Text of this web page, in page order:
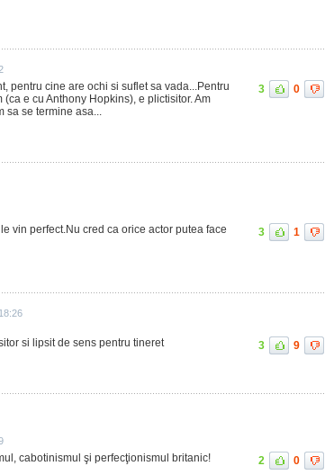
pentru cine are ochi si suflet sa vada...Pentru
e cu Anthony Hopkins), e plictisitor. Am
sa se termine asa...
3 0
vin perfect.Nu cred ca orice actor putea face
3 1
si lipsit de sens pentru tineret 3 9
cabotinismul şi perfecţionismul britanic! 2 0